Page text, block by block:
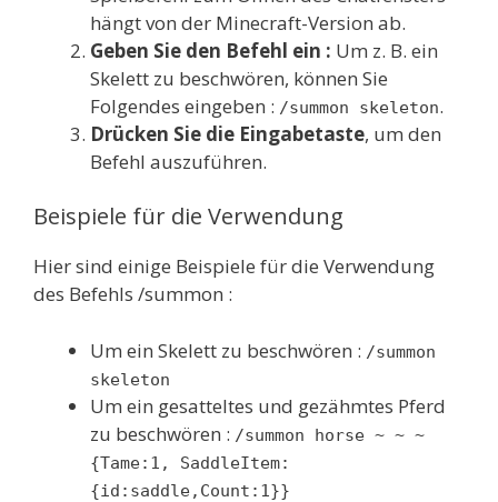
hängt von der Minecraft-Version ab.
Geben Sie den Befehl ein : Um z. B. ein
Skelett zu beschwören, können Sie
Folgendes eingeben : /summon skeleton.
Drücken Sie die Eingabetaste, um den
Befehl auszuführen.
Beispiele für die Verwendung
Hier sind einige Beispiele für die Verwendung
des Befehls /summon :
Um ein Skelett zu beschwören : /summon
skeleton
Um ein gesatteltes und gezähmtes Pferd
zu beschwören : /summon horse ~ ~ ~
{Tame:1, SaddleItem:
{id:saddle,Count:1}}